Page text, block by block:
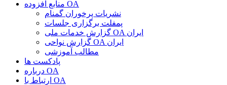
منابع افزوده OA
نشریات پرخوران گمنام
پمفلت برگزاری جلسات
گزارش خدمات ملی OA ایران
گزارش نواحی OA ایران
مطالب آموزشی
پادکست ها
درباره OA
ارتباط با OA